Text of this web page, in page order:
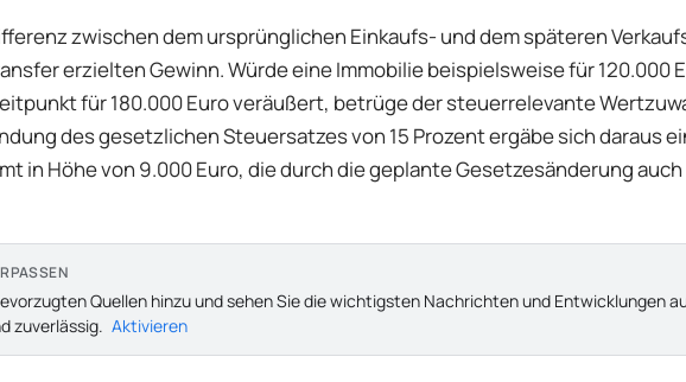
zwischen dem ursprünglichen Einkaufs- und dem späteren
erzielten Gewinn. Würde eine Immobilie beispielsweise für 120.000
für 180.000 Euro veräußert, betrüge der steuerrelevante
des gesetzlichen Steuersatzes von 15 Prozent ergäbe sich daraus
in Höhe von 9.000 Euro, die durch die geplante Gesetzesänderung
Quellen hinzu und sehen Sie die wichtigsten Nachrichten und Entwicklungen
zuverlässig. Aktivieren